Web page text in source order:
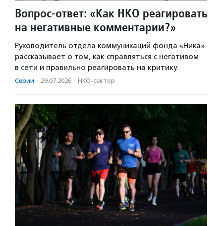
Вопрос-ответ: «Как НКО реагировать
на негативные комментарии?»
Руководитель отдела коммуникаций фонда «Ника»
рассказывает о том, как справляться с негативом
в сети и правильно реагировать на критику.
Серии · 29.07.2026 · НКО-сектор